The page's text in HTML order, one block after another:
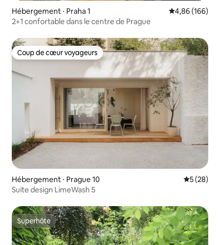
Hébergement ⋅ Praha 1 Évaluation
4,86 (166)
2+1 confortable dans le centre de Prague
Coup de cœur voyageurs
Coup de cœur voyageurs
Hébergement ⋅ Prague 10
5 (28)
Suite design LimeWash 5
Superhôte
Superhôte